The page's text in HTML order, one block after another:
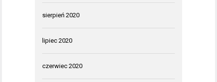
sierpień 2020
lipiec 2020
czerwiec 2020